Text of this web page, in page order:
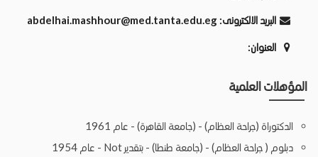
البريد الالكترونى: abdelhai.mashhour@med.tanta.edu.eg
العنوان:
المؤهلات العلمية
الدكتوراة (جراحة العظام) - (جامعة القاهرة) - عام 1961
دبلوم ( جراحة العظام) - (جامعة طنطا) - بتقدير Not - عام 1954